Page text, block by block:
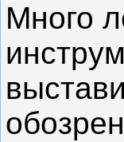
Много